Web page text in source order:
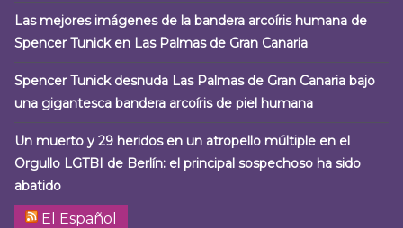
Las mejores imágenes de la bandera arcoíris humana de
Spencer Tunick en Las Palmas de Gran Canaria
Spencer Tunick desnuda Las Palmas de Gran Canaria bajo
una gigantesca bandera arcoíris de piel humana
Un muerto y 29 heridos en un atropello múltiple en el
Orgullo LGTBI de Berlín: el principal sospechoso ha sido
abatido
El Español